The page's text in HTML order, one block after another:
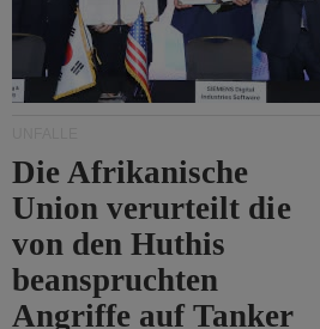
Die Afrikanische
Union verurteilt die
von den Huthis
beanspruchten
Angriffe auf Tanker